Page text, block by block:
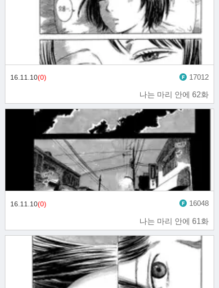
나는 마리 안에 62화
16.11.10(0) 17012
나는 마리 안에 61화
16.11.10(0) 16048